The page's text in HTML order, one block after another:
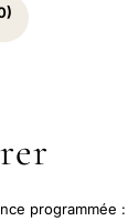
programmée :